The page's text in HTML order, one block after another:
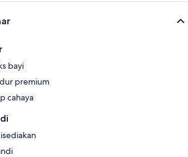
bayi
premium
cahaya